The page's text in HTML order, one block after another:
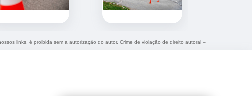
links, é proibida sem a autorização do autor. Crime de violação de direito autoral –